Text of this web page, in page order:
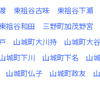
東祖谷古味 東祖谷下瀬
東祖谷和田 三野町加茂野宮
山城町大川持 山城町大谷
城町下川 山城町下名 山
山城町仏子 山城町政友